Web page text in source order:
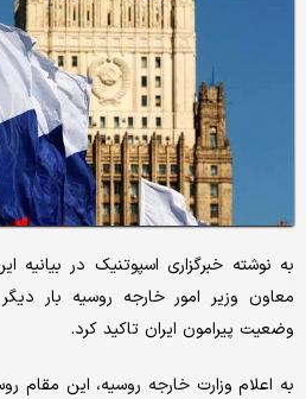
به نوشته خبرگزاری اسپوتنیک در بیانیه
معاون وزیر امور خارجه روسیه بار
وضعیت پیرامون ایران تاکید کرد.
به اعلام وزارت خارجه روسیه، این مقام